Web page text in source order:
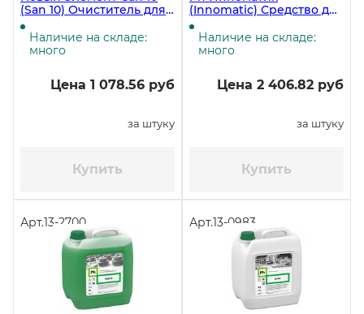
(San 10) Очиститель для
санитарных зон, 5
литров ЧЗ
Наличие на складе:
много
Цена 1 078.56 руб
за штуку
Купить
(Innomatic) Средство для
мытья посуды в
посудомоечных
машинах, 5 литров, 6,15
Наличие на складе:
много
Цена 2 406.82 руб
за штуку
Купить
Арт.13-2700 Арт.13-0983